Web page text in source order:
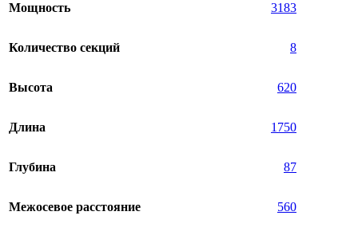
Мощность
3183
Количество секций 8
Высота 620
Длина 1750
Глубина 87
Межосевое расстояние 560